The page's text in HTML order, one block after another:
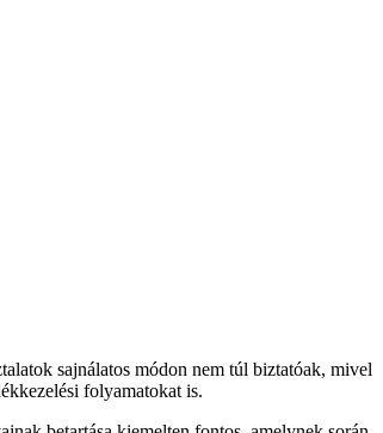
sajnálatos módon nem túl biztatóak, mivel
folyamatokat is.